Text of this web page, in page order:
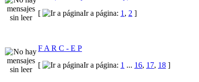
[
Ir a página: 1 , 2 ]
F A R C - E P
[
Ir a página: 1 ... 16, 17, 18 ]